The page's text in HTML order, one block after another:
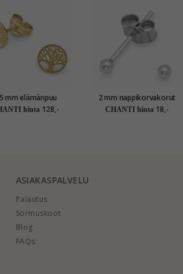
mm elämänpuu
9 karaatin
hinta 128,-
2 mm nappikorvakorut
hopea
CHANTI hinta 18,-
ASIAKASPALVELU
Palautus
Sormuskoot
Blog
FAQs